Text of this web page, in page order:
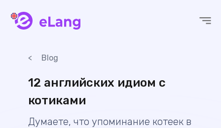
Blog
12 английских идиом с
котиками
Думаете, что упоминание котеек в